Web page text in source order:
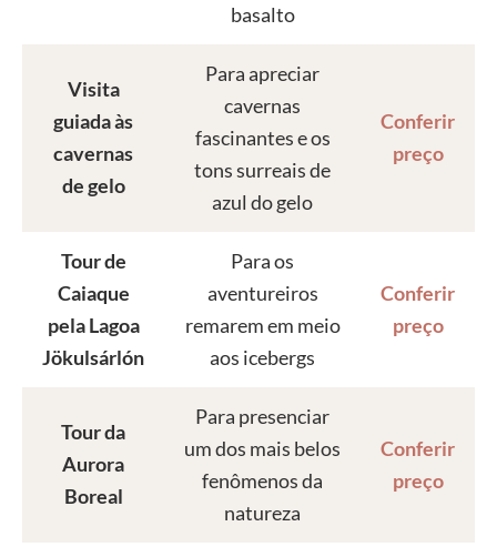
basalto
Visita
guiada às
cavernas
de gelo
Para apreciar
cavernas
fascinantes e os
tons surreais de
azul do gelo
Conferir
preço
Tour de
Caiaque
pela Lagoa
Jökulsárlón
Para os
aventureiros
remarem em meio
aos icebergs
Conferir
preço
Tour da
Aurora
Boreal
Para presenciar
um dos mais belos
fenômenos da
natureza
Conferir
preço